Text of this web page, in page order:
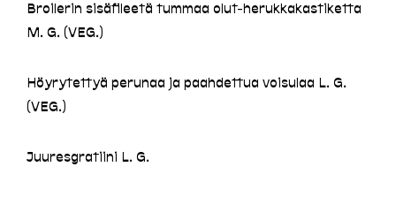
Broilerin sisäfileetä tummaa olut-herukkakastiketta
M. G. (VEG.)
Höyrytettyä perunaa ja paahdettua voisulaa L. G.
(VEG.)
Juuresgratiini L. G.